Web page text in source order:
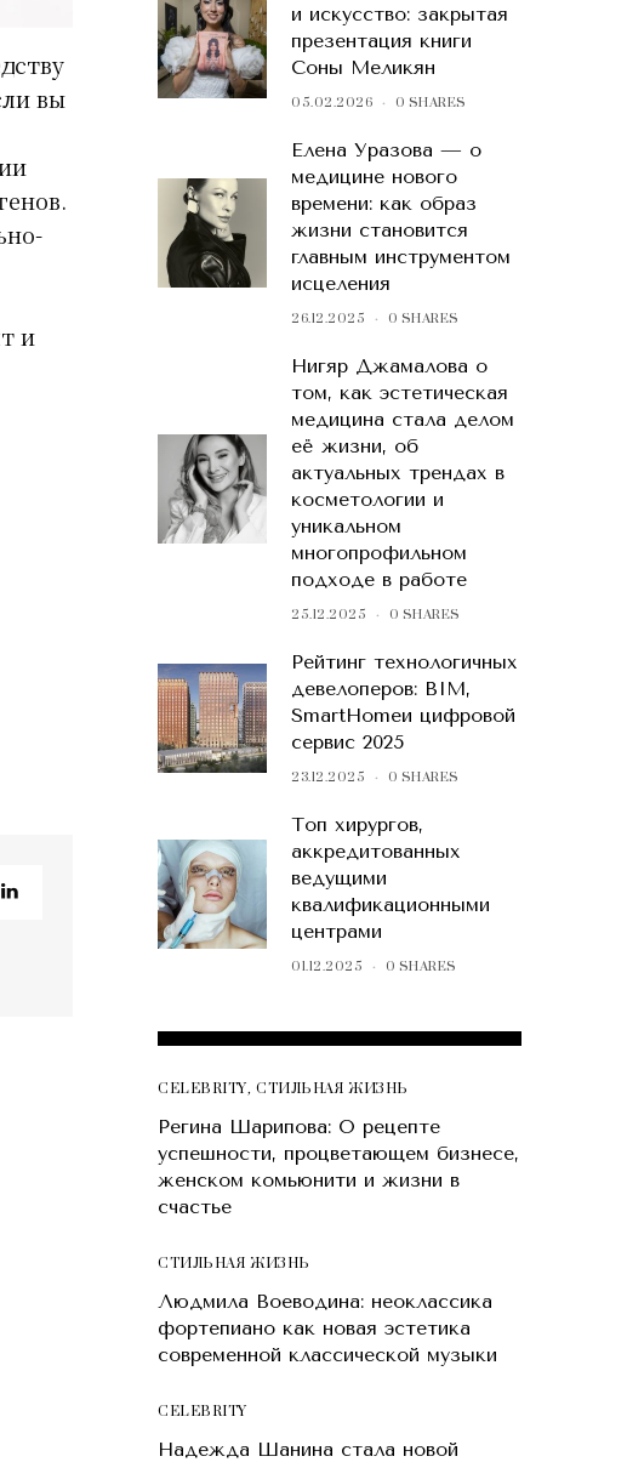
вы
и
и искусство: закрытая
презентация книги
Соны Меликян
05.02.2026 0 SHARES
Елена Уразова — о
медицине нового
времени: как образ
жизни становится
главным инструментом
исцеления
26.12.2025 0 SHARES
Нигяр Джамалова о
том, как эстетическая
медицина стала делом
её жизни, об
актуальных трендах в
косметологии и
уникальном
многопрофильном
подходе в работе
25.12.2025 0 SHARES
Рейтинг технологичных
девелоперов: BIM,
SmartHomeи цифровой
сервис 2025
23.12.2025 0 SHARES
Топ хирургов,
аккредитованных
ведущими
квалификационными
центрами
01.12.2025 0 SHARES
CELEBRITY,СТИЛЬНАЯ ЖИЗНЬ
Регина Шарипова: О рецепте
успешности, процветающем бизнесе,
женском комьюнити и жизни в
счастье
СТИЛЬНАЯ ЖИЗНЬ
Людмила Воеводина: неоклассика
фортепиано как новая эстетика
современной классической музыки
CELEBRITY
Надежда Шанина стала новой